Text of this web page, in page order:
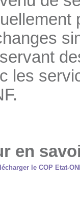
les
en
le COP Etat-